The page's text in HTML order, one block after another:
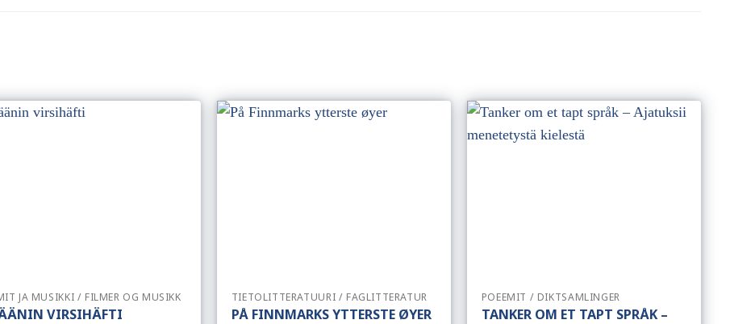
JA MUSIKKI / FILMER OG MUSIKK
VIRSIHÄFTI
TIETOLITTERATUURI / FAGLITTERATUR
PÅ FINNMARKS YTTERSTE ØYER
POEEMIT / DIKTSAMLINGER
TANKER OM ET TAPT SPRÅK –